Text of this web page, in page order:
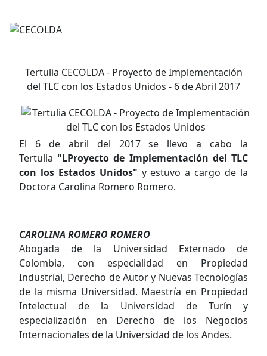
Tertulia CECOLDA - Proyecto de Implementación
del TLC con los Estados Unidos - 6 de Abril 2017
El 6 de abril del 2017 se llevo a cabo la
Tertulia "LProyecto de Implementación del TLC
con los Estados Unidos" y estuvo a cargo de la
Doctora Carolina Romero Romero.
CAROLINA ROMERO ROMERO
Abogada de la Universidad Externado de
Colombia, con especialidad en Propiedad
Industrial, Derecho de Autor y Nuevas Tecnologías
de la misma Universidad. Maestría en Propiedad
Intelectual de la Universidad de Turín y
especialización en Derecho de los Negocios
Internacionales de la Universidad de los Andes.